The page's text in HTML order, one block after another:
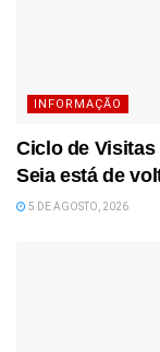
INFORMAÇÃO
Ciclo de
Seia está de
5 DE AGOSTO, 2026